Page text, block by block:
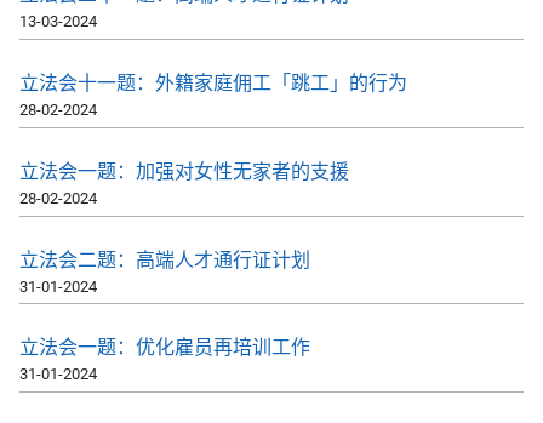
13-03-2024
立法会十一题：外籍家庭佣工「跳工」的行为
28-02-2024
立法会一题：加强对女性无家者的支援
28-02-2024
立法会二题：高端人才通行证计划
31-01-2024
立法会一题：优化雇员再培训工作
31-01-2024